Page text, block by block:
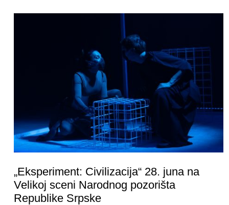
„Eksperiment: Civilizacija“ 28. juna na
Velikoj sceni Narodnog pozorišta
Republike Srpske